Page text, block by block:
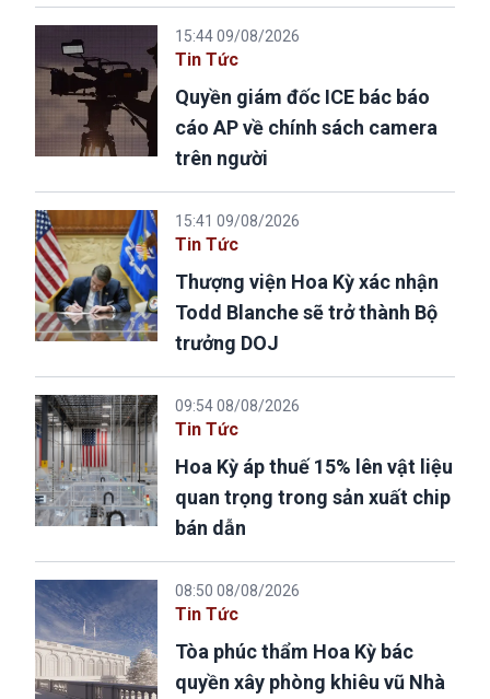
15:44 09/08/2026
Tin Tức
Quyền giám đốc ICE bác báo
cáo AP về chính sách camera
trên người
15:41 09/08/2026
Tin Tức
Thượng viện Hoa Kỳ xác nhận
Todd Blanche sẽ trở thành Bộ
trưởng DOJ
09:54 08/08/2026
Tin Tức
Hoa Kỳ áp thuế 15% lên vật liệu
quan trọng trong sản xuất chip
bán dẫn
08:50 08/08/2026
Tin Tức
Tòa phúc thẩm Hoa Kỳ bác
quyền xây phòng khiêu vũ Nhà